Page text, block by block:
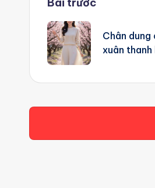
Post
Chân
xuân